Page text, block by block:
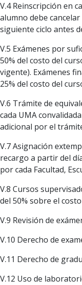
V.4 Reinscripción en
alumno debe
siguiente ciclo antes
V.5 Exámenes por
50% del costo del
vigente). Exámenes
25% del costo del
V.6 Trámite de
cada UMA
adicional por el
V.7 Asignación
recargo a partir del
por cada Facultad,
V.8 Cursos
del 50% sobre el
V.9 Revisión de
V.10 Derecho de
V.11 Derecho de
V.12 Uso de